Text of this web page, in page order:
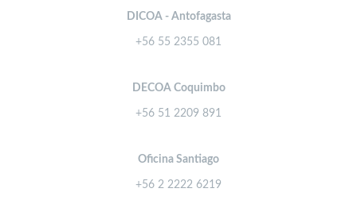
DICOA - Antofagasta
+56 55 2355 081
DECOA Coquimbo
+56 51 2209 891
Oficina Santiago
+56 2 2222 6219